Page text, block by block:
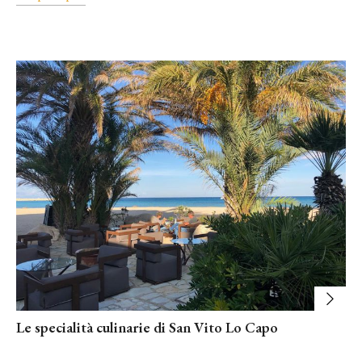
Le specialità culinarie di San Vito Lo Capo